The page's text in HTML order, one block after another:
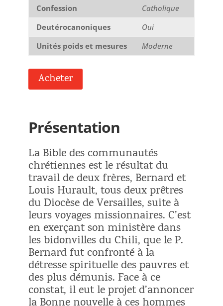
Confession
Catholique
Deutérocanoniques
Oui
Unités poids et mesures
Moderne
Acheter
Présentation
La Bible des communautés
chrétiennes est le résultat du
travail de deux frères, Bernard et
Louis Hurault, tous deux prêtres
du Diocèse de Versailles, suite à
leurs voyages missionnaires. C’est
en exerçant son ministère dans
les bidonvilles du Chili, que le P.
Bernard fut confronté à la
détresse spirituelle des pauvres et
des plus démunis. Face à ce
constat, il eut le projet d’annoncer